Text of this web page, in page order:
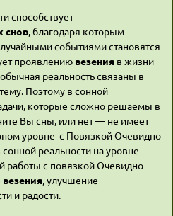
способствует
снов, благодаря которым
событиями становятся
проявлению везения в жизни
реальность связаны в
Поэтому в сонной
которые сложно решаемы в
Вы сны, или нет — не имеет
уровне с Повязкой Очевидно
реальности на уровне
работы с повязкой Очевидно
везения, улучшение
и радости.